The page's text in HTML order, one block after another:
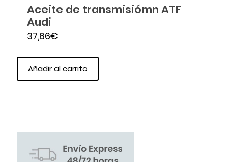
Aceite de transmisiómn ATF
Audi
37,66€
Añadir al carrito